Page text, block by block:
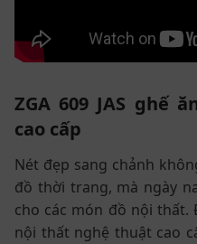
ZGA 609 JAS ghế
cao cấp
Nét đẹp sang chảnh
đồ thời trang, mà ngày
cho các món đồ nội
nội thất nghệ thuật cao